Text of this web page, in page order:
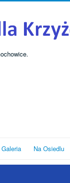
Galeria Na Osiedlu